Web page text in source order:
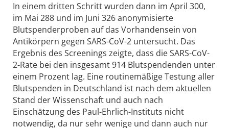
In einem dritten Schritt wurden dann im April 300,
im Mai 288 und im Juni 326 anonymisierte
Blutspenderproben auf das Vorhandensein von
Antikörpern gegen SARS-CoV-2 untersucht. Das
Ergebnis des Screenings zeigte, dass die SARS-CoV-
2-Rate bei den insgesamt 914 Blutspendenden unter
einem Prozent lag. Eine routinemäßige Testung aller
Blutspenden in Deutschland ist nach dem aktuellen
Stand der Wissenschaft und auch nach
Einschätzung des Paul-Ehrlich-Instituts nicht
notwendig, da nur sehr wenige und dann auch nur